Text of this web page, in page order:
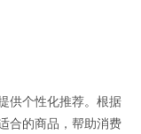
供个性化推荐。根据
合的商品，帮助消费